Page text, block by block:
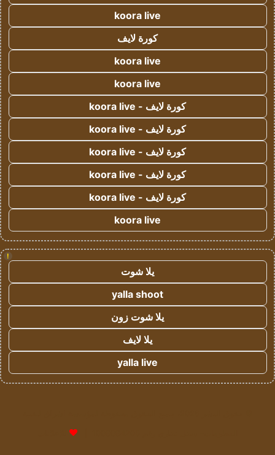
koora live
كورة لايف
koora live
koora live
كورة لايف - koora live
كورة لايف - koora live
كورة لايف - koora live
كورة لايف - koora live
كورة لايف - koora live
koora live
!
يلا شوت
yalla shoot
يلا شوت زون
يلا لايف
yalla live